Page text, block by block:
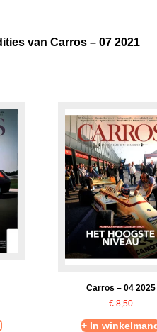
van Carros – 07 2021
Carros – 04 2025
€8,50
+ In